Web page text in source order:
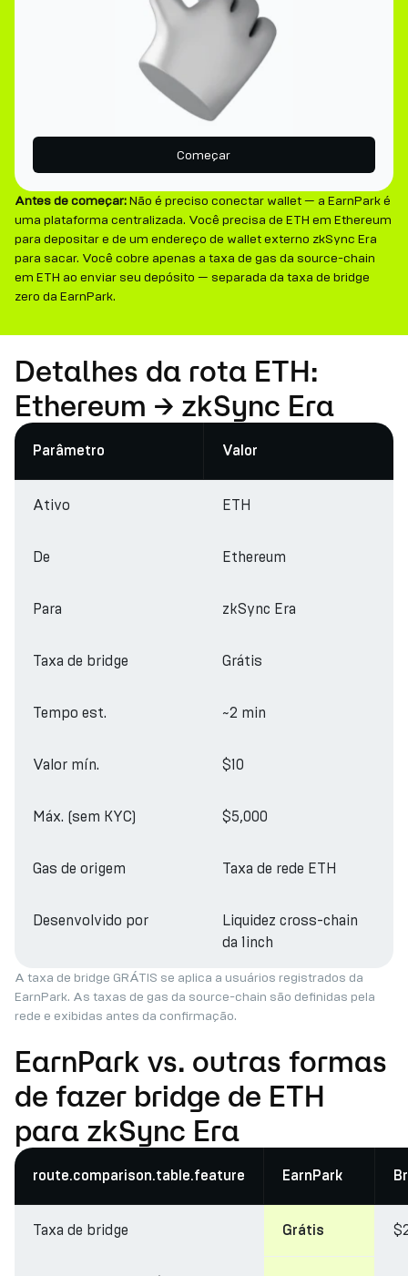
Começar
Antes de começar:Não é preciso conectar wallet — a EarnPark é
uma plataforma centralizada. Você precisa de ETH em Ethereum
para depositar e de um endereço de wallet externo zkSync Era
para sacar. Você cobre apenas a taxa de gas da source-chain
em ETH ao enviar seu depósito — separada da taxa de bridge
zero da EarnPark.
Detalhes da rota ETH:
Ethereum → zkSync Era
Parâmetro Valor
Ativo ETH
De Ethereum
Para zkSync Era
Taxa de bridge Grátis
Tempo est. ~2 min
Valor mín. $10
Máx. (sem KYC) $5,000
Gas de origem Taxa de rede ETH
Desenvolvido por
Liquidez cross-chain
da 1inch
A taxa de bridge GRÁTIS se aplica a usuários registrados da
EarnPark. As taxas de gas da source-chain são definidas pela
rede e exibidas antes da confirmação.
EarnPark vs. outras formas
de fazer bridge de ETH
para zkSync Era
route.comparison.table.feature EarnPark
Taxa de bridge Grátis